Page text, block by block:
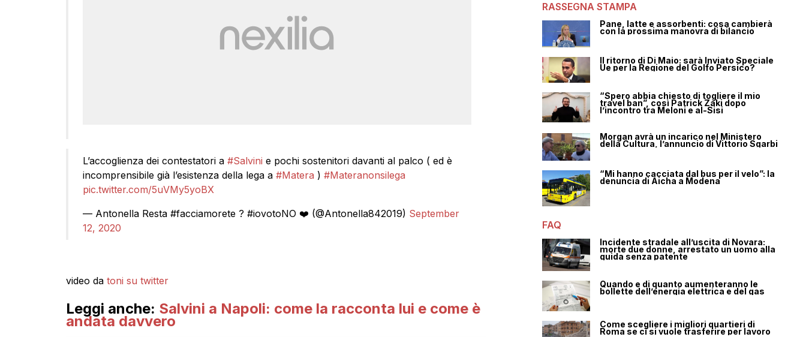
L’accoglienza dei contestatori a #Salvini e pochi sostenitori davanti al palco ( ed è
incomprensibile già l’esistenza della lega a #Matera ) #Materanonsilega
pic.twitter.com/5uVMy5yoBX
— Antonella Resta #facciamorete ? #iovotoNO ❤️ (@Antonella842019) September
12, 2020
video da toni su twitter
Leggi anche: Salvini a Napoli: come la racconta lui e come è
andata davvero
RASSEGNA STAMPA
Pane, latte e assorbenti: cosa cambierà
con la prossima manovra di bilancio
Il ritorno di Di Maio: sarà Inviato Speciale
Ue per la Regione del Golfo Persico?
“Spero abbia chiesto di togliere il mio
travel ban”, così Patrick Zaki dopo
l’incontro tra Meloni e al-Sisi
Morgan avrà un incarico nel Ministero
della Cultura, l’annuncio di Vittorio Sgarbi
“Mi hanno cacciata dal bus per il velo”: la
denuncia di Aicha a Modena
FAQ
Incidente stradale all’uscita di Novara:
morte due donne, arrestato un uomo alla
guida senza patente
Quando e di quanto aumenteranno le
bollette dell’energia elettrica e del gas
Come scegliere i migliori quartieri di
Roma se ci si vuole trasferire per lavoro